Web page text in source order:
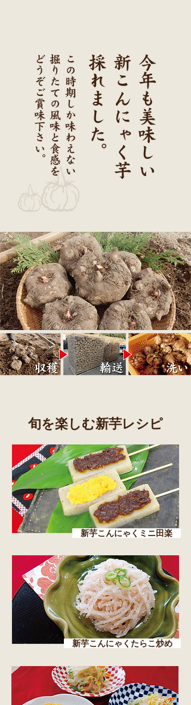
旬を楽しむ新芋レシピ
新芋こんにゃくミニ田楽
新芋こんにゃくたらこ炒め